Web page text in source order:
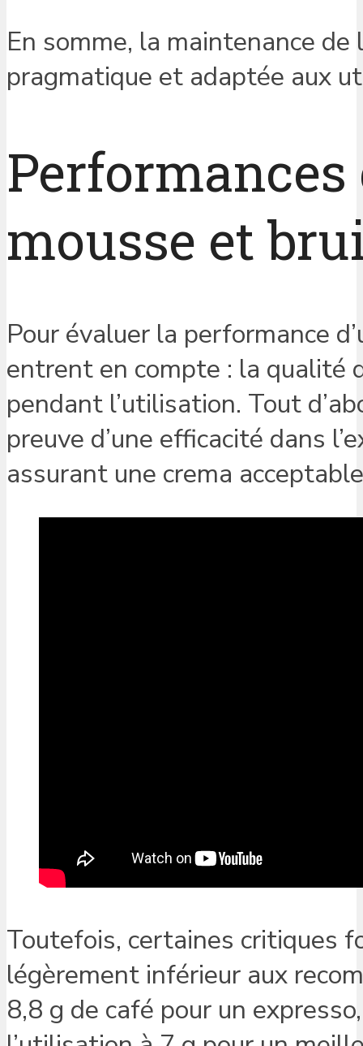
En somme, la maintenance
pragmatique et adaptée aux
Performances
mousse et
Pour évaluer la performance
entrent en compte : la qualité
pendant l’utilisation. Tout
preuve d’une efficacité dans
assurant une crema
Toutefois, certaines critiques
légèrement inférieur aux
8,8 g de café pour un